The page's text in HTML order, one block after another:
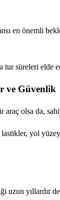
en önemli
tur süreleri
ve Güvenlik
araç olsa da,
lastikler, yol
uzun yıllardır